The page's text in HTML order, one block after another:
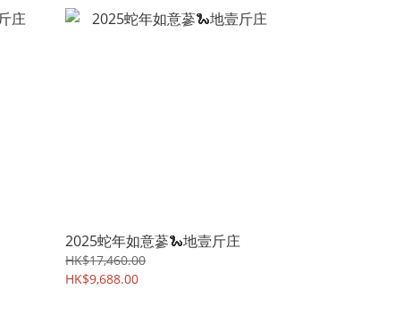
2025蛇年如意蔘🐍地壹斤庄
HK$17,460.00
HK$9,688.00